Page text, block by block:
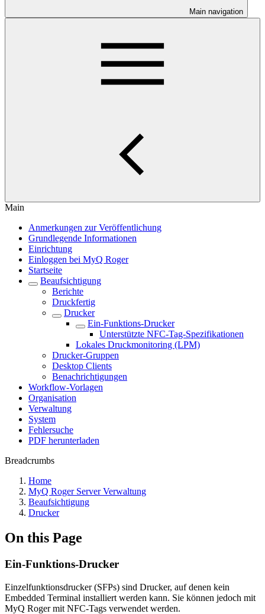
Main navigation
Main
Anmerkungen zur Veröffentlichung
Grundlegende Informationen
Einrichtung
Einloggen bei MyQ Roger
Startseite
Beaufsichtigung
Berichte
Druckfertig
Drucker
Ein-Funktions-Drucker
Unterstützte NFC-Tag-Spezifikationen
Lokales Druckmonitoring (LPM)
Drucker-Gruppen
Desktop Clients
Benachrichtigungen
Workflow-Vorlagen
Organisation
Verwaltung
System
Fehlersuche
PDF herunterladen
Breadcrumbs
Home
MyQ Roger Server Verwaltung
Beaufsichtigung
Drucker
On this Page
Ein-Funktions-Drucker
Einzelfunktionsdrucker (SFPs) sind Drucker, auf denen kein
Embedded Terminal installiert werden kann. Sie können jedoch mit
MyQ Roger mit NFC-Tags verwendet werden.